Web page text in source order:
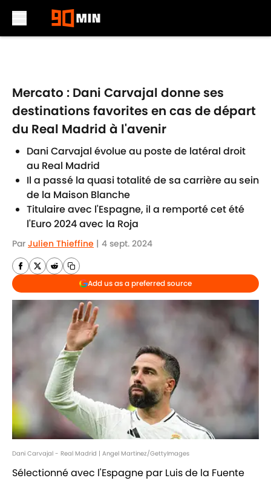
Mercato : Dani Carvajal donne ses
destinations favorites en cas de départ
du Real Madrid à l'avenir
Dani Carvajal évolue au poste de latéral droit
au Real Madrid
Il a passé la quasi totalité de sa carrière au sein
de la Maison Blanche
Titulaire avec l'Espagne, il a remporté cet été
l'Euro 2024 avec la Roja
Par Julien Thieffine | 4 sept. 2024
Add us as a preferred source
Dani Carvajal - Real Madrid | Angel Martinez/GettyImages
Sélectionné avec l'Espagne par Luis de la Fuente